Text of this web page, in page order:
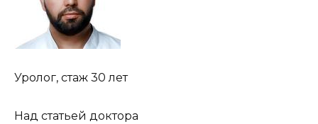
Уролог, стаж 30 лет
Над статьей доктора